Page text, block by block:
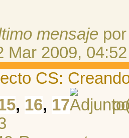
mensaje
Mar 2009, 04:52
CS:
, 16, 17